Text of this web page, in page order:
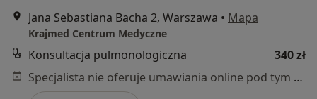
Jana Sebastiana Bacha 2, Warszawa • Mapa
Krajmed Centrum Medyczne
Konsultacja pulmonologiczna
340 zł
Specjalista nie oferuje umawiania online pod tym adresem.